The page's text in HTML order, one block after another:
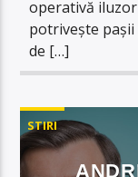
operativă
potrivește
de […]
STIRI